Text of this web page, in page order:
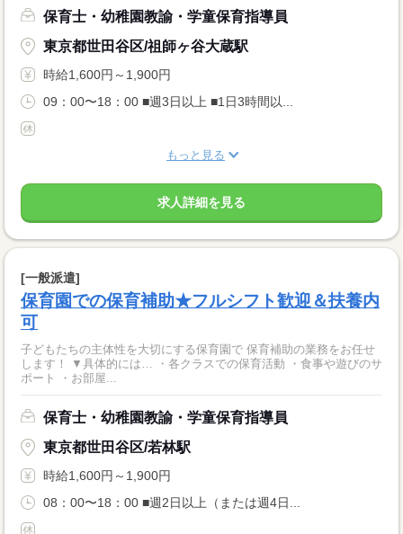
保育士・幼稚園教諭・学童保育指導員
東京都世田谷区/祖師ヶ谷大蔵駅
時給1,600円～1,900円
09：00〜18：00 ■週3日以上 ■1日3時間以...
もっと見る
求人詳細を見る
[一般派遣]
保育園での保育補助★フルシフト歓迎＆扶養内
可
子どもたちの主体性を大切にする保育園で 保育補助の業務をお任せ
します！ ▼具体的には… ・各クラスでの保育活動 ・食事や遊びのサ
ポート ・お部屋...
保育士・幼稚園教諭・学童保育指導員
東京都世田谷区/若林駅
時給1,600円～1,900円
08：00〜18：00 ■週2日以上（または週4日...